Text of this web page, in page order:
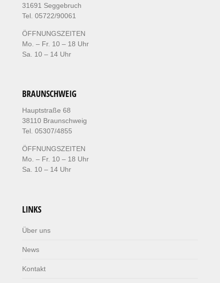
31691 Seggebruch
Tel. 05722/90061
ÖFFNUNGSZEITEN
Mo. – Fr. 10 – 18 Uhr
Sa. 10 – 14 Uhr
BRAUNSCHWEIG
Hauptstraße 68
38110 Braunschweig
Tel. 05307/4855
ÖFFNUNGSZEITEN
Mo. – Fr. 10 – 18 Uhr
Sa. 10 – 14 Uhr
LINKS
Über uns
News
Kontakt